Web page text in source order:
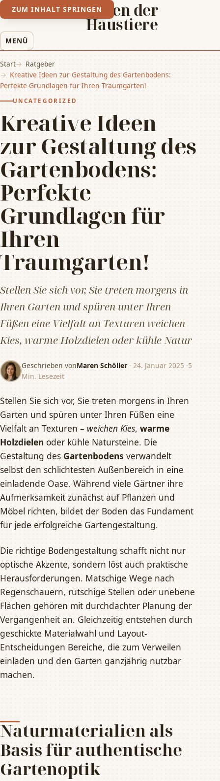
ZUM INHALT SPRINGEN
Leben der
Haustiere
MENÜ
Start
Ratgeber
Kreative Ideen zur Gestaltung des Gartenbodens:
Perfekte Grundlagen für Ihren Traumgarten!
UNCATEGORIZED
Kreative Ideen
zur Gestaltung des
Gartenbodens:
Perfekte
Grundlagen für
Ihren
Traumgarten!
Stellen Sie sich vor, Sie treten morgens in
Ihren Garten und spüren unter Ihren
Füßen eine Vielfalt an Texturen weichen
Kies, warme Holzdielen oder kühle Natur
Geschrieben vonMaren Schöller · 24. Januar 2025 ·5
Min. Lesezeit
Stellen Sie sich vor, Sie treten morgens in Ihren
Garten und spüren unter Ihren Füßen eine
Vielfalt an Texturen – weichen Kies, warme
Holzdielen oder kühle Natursteine. Die
Gestaltung des Gartenbodens verwandelt
selbst den schlichtesten Außenbereich in eine
einladende Oase. Während viele Gärtner ihre
Aufmerksamkeit zunächst auf Pflanzen und
Möbel richten, bildet der Boden das Fundament
für jede erfolgreiche Gartengestaltung.
Die richtige Bodengestaltung schafft nicht nur
optische Akzente, sondern löst auch praktische
Herausforderungen. Matschige Wege nach
Regenschauern, rutschige Stellen oder unebene
Flächen gehören mit durchdachter Planung der
Vergangenheit an. Gleichzeitig entstehen durch
geschickte Materialwahl und Layout-
Entscheidungen Bereiche, die zum Verweilen
einladen und den Garten ganzjährig nutzbar
machen.
Naturmaterialien als
Basis für authentische
Gartenoptik